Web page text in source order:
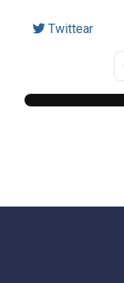
Twittear